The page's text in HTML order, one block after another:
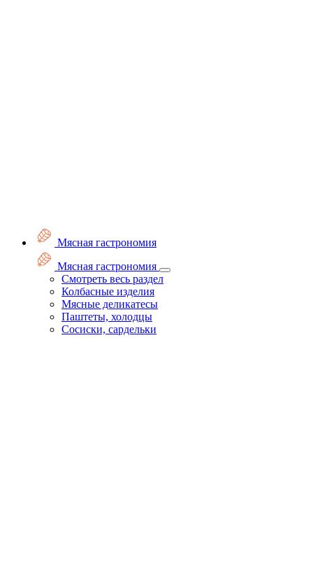
Мясная гастрономия
Мясная гастрономия
Смотреть весь раздел
Колбасные изделия
Мясные деликатесы
Паштеты, холодцы
Сосиски, сардельки